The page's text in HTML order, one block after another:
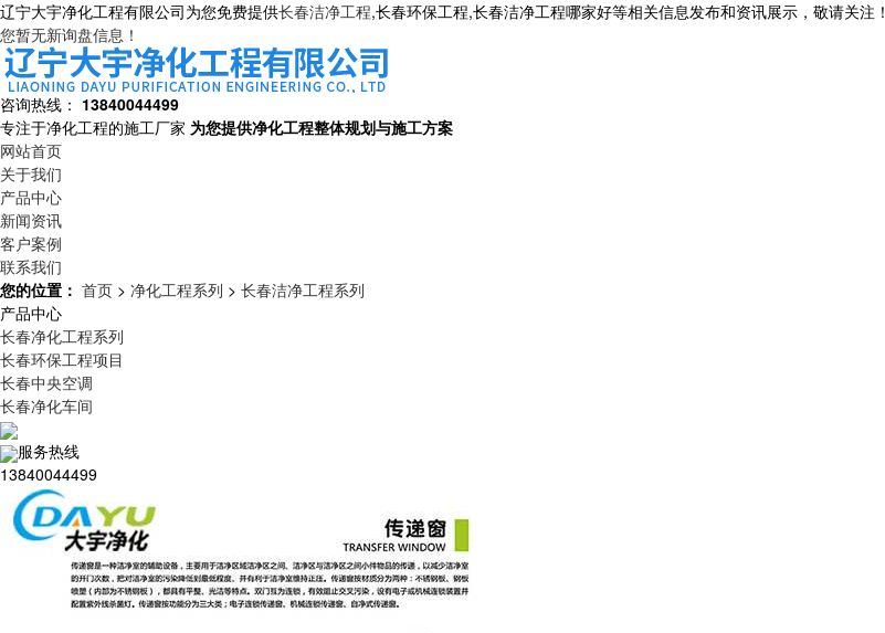
辽宁大宇净化工程有限公司为您免费提供长春洁净工程,长春环保工程,长春洁净工程哪家好等相关信息发布和资讯展示，敬请关注！
您暂无新询盘信息！
咨询热线： 13840044499
专注于净化工程的施工厂家 为您提供净化工程整体规划与施工方案
网站首页
关于我们
产品中心
新闻资讯
客户案例
联系我们
您的位置： 首页 > 净化工程系列 > 长春洁净工程系列
产品中心
长春净化工程系列
长春环保工程项目
长春中央空调
长春净化车间
服务热线
13840044499